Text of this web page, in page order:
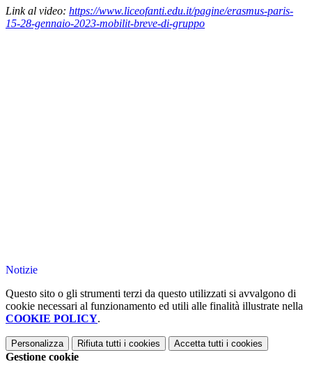
Link al video: https://www.liceofanti.edu.it/pagine/erasmus-paris-
15-28-gennaio-2023-mobilit-breve-di-gruppo
Notizie
Questo sito o gli strumenti terzi da questo utilizzati si avvalgono di
cookie necessari al funzionamento ed utili alle finalità illustrate nella
COOKIE POLICY.
Personalizza Rifiuta tutti i cookies Accetta tutti i cookies
Gestione cookie